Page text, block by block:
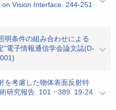
Vision Interface. 244-251
明条件の組み合わせによる
"電子情報通信学会論文誌(D-
を考慮した物体表面反射特
研究報告. 101・389. 19-24